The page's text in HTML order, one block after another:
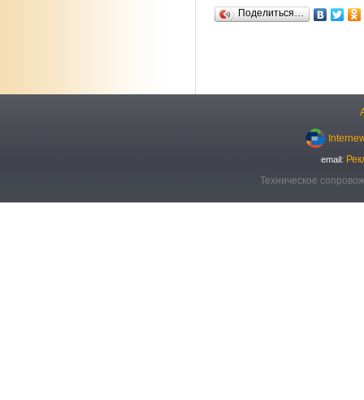
Поделиться…
email:
Техническое